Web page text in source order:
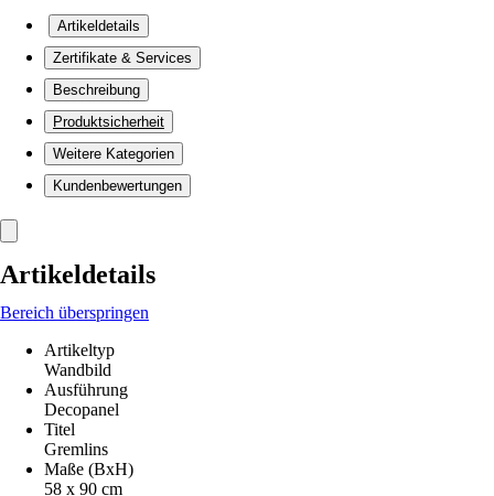
Artikeldetails
Zertifikate & Services
Beschreibung
Produktsicherheit
Weitere Kategorien
Kundenbewertungen
Artikeldetails
Bereich überspringen
Artikeltyp
Wandbild
Ausführung
Decopanel
Titel
Gremlins
Maße (BxH)
58 x 90 cm